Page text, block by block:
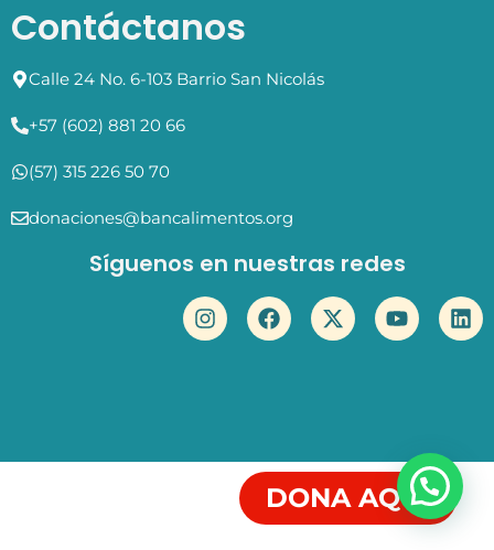
Contáctanos
Calle 24 No. 6-103 Barrio San Nicolás
+57 (602) 881 20 66
(57) 315 226 50 70
donaciones@bancalimentos.org
Síguenos en nuestras redes
DONA AQUÍ